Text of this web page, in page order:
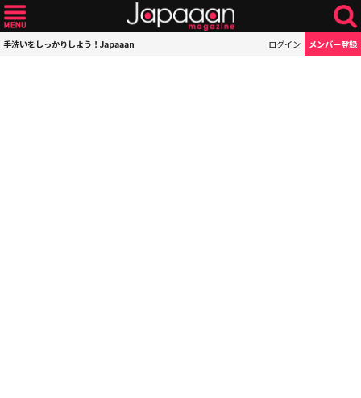
手洗いをしっかりしよう！Japaaan ログイン メンバー登録